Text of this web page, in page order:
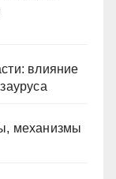
влияние
механизмы